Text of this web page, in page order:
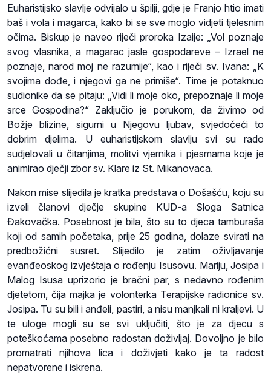
Euharistijsko slavlje odvijalo u špilji, gdje je Franjo htio imati
baš i vola i magarca, kako bi se sve moglo vidjeti tjelesnim
očima. Biskup je naveo riječi proroka Izaije: „Vol poznaje
svog vlasnika, a magarac jasle gospodareve – Izrael ne
poznaje, narod moj ne razumije“, kao i riječi sv. Ivana: „K
svojima dođe, i njegovi ga ne primiše“. Time je potaknuo
sudionike da se pitaju: „Vidi li moje oko, prepoznaje li moje
srce Gospodina?“ Zaključio je porukom, da živimo od
Božje blizine, sigurni u Njegovu ljubav, svjedočeći to
dobrim djelima. U euharistijskom slavlju svi su rado
sudjelovali u čitanjima, molitvi vjernika i pjesmama koje je
animirao dječji zbor sv. Klare iz St. Mikanovaca.
Nakon mise slijedila je kratka predstava o Došašću, koju su
izveli članovi dječje skupine KUD-a Sloga Satnica
Đakovačka. Posebnost je bila, što su to djeca tamburaša
koji od samih početaka, prije 25 godina, dolaze svirati na
predbožićni susret. Slijedilo je zatim oživljavanje
evanđeoskog izvještaja o rođenju Isusovu. Mariju, Josipa i
Malog Isusa uprizorio je bračni par, s nedavno rođenim
djetetom, čija majka je volonterka Terapijske radionice sv.
Josipa. Tu su bili i anđeli, pastiri, a nisu manjkali ni kraljevi. U
te uloge mogli su se svi uključiti, što je za djecu s
poteškoćama posebno radostan doživljaj. Dovoljno je bilo
promatrati njihova lica i doživjeti kako je ta radost
nepatvorene i iskrena.